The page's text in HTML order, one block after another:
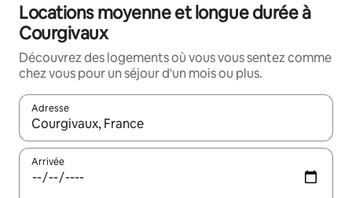
Locations moyenne et longue durée à
Courgivaux
Découvrez des logements où vous vous sentez comme
chez vous pour un séjour d'un mois ou plus.
Adresse
Lorsque les résultats s'affichent, utilisez les flèches vers le
Arrivée